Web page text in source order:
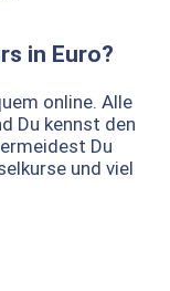
in Euro?
online. Alle
Du kennst den
Du
und viel